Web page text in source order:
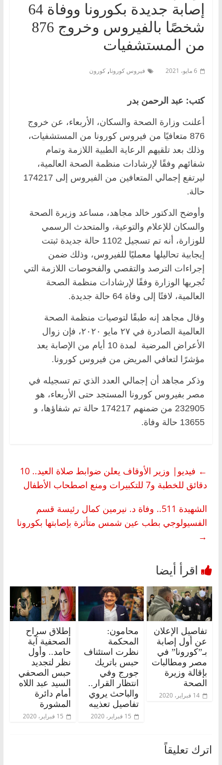
إصابة جديدة بكورونا ووفاة 64
شخصًا بالفيروس وخروج 876
من المستشفيات
6 مايو، 2021 فيروس كورونا, كورون
كتب: عبد الرحمن بدر
أعلنت وزارة الصحة والسكان، الأربعاء، عن خروج
876 متعافيًا من فيروس كورونا من المستشفيات،
وذلك بعد تلقيهم الرعاية الطبية اللازمة وتمام
شفائهم وفقًا لإرشادات منظمة الصحة العالمية،
ليرتفع إجمالي المتعافين من الفيروس إلى 174217
حالة.
وأوضح الدكتور خالد مجاهد، مساعد وزيرة الصحة
والسكان للإعلام والتوعية، والمتحدث الرسمي
للوزارة، أنه تم تسجيل 1102 حالة جديدة ثبتت
إيجابية تحاليلها معمليًا للفيروس، وذلك ضمن
إجراءات الترصد والتقصي والفحوصات اللازمة التي
تُجريها الوزارة وفقًا لإرشادات منظمة الصحة
العالمية، لافتًا إلى وفاة 64 حالة جديدة.
وقال مجاهد إنه طبقًا لتوصيات منظمة الصحة
العالمية الصادرة في ٢٧ مايو ٢٠٢٠، فإن زوال
الأعراض المرضية لمدة 10 أيام من الإصابة يعد
مؤشرًا لتعافي المريض من فيروس كورونا.
وذكر مجاهد أن إجمالي العدد الذي تم تسجيله في
مصر بفيروس كورونا المستجد حتى الأربعاء، هو
232905 من ضمنهم 174217 حالة تم شفاؤها، و
13655 حالة وفاة.
←
فيديو| وزير الأوقاف يعلن ضوابط صلاة العيد.. 10
دقائق للخطبة و7 للتكبيرات ومنع اصطحاب الأطفال
الشهيدة 511.. وفاة د. نيرمين كمال رئيسة قسم
الفسيولوجي بطب عين شمس متأثرة بإصابتها بكورونا
→
تفاصيل الإعلان
عن أول إصابة
بـ”كورونا” في
مصر ومطالبات
بإقالة وزيرة
الصحة
14 فبراير، 2020
محامون:
المحكمة
نظرت استئناف
حبس باتريك
جورج وفي
انتظار القرار..
والباحث يروي
تفاصيل تعذيبه
15 فبراير، 2020
إطلاق سراح
الصحفية آية
حامد.. وأول
نظر لتجديد
حبس الصحفي
السيد عبد اللاه
أمام دائرة
المشورة
15 فبراير، 2020
اترك تعليقاً